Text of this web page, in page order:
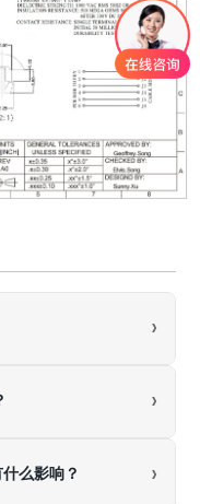
›
›
么影响？ ›